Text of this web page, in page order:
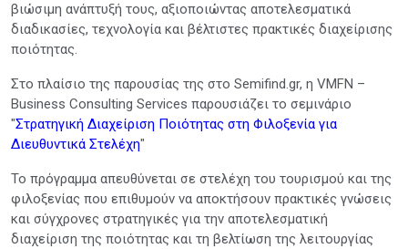
βιώσιμη ανάπτυξή τους, αξιοποιώντας αποτελεσματικά
διαδικασίες, τεχνολογία και βέλτιστες πρακτικές διαχείρισης
ποιότητας.
Στο πλαίσιο της παρουσίας της στο Semifind.gr, η VMFN –
Business Consulting Services παρουσιάζει το σεμινάριο
"Στρατηγική Διαχείριση Ποιότητας στη Φιλοξενία για
Διευθυντικά Στελέχη"
Το πρόγραμμα απευθύνεται σε στελέχη του τουρισμού και της
φιλοξενίας που επιθυμούν να αποκτήσουν πρακτικές γνώσεις
και σύγχρονες στρατηγικές για την αποτελεσματική
διαχείριση της ποιότητας και τη βελτίωση της λειτουργίας